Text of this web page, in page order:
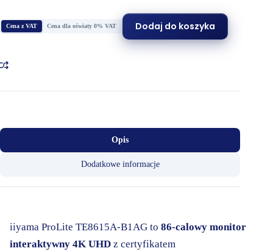
Cena z VAT Cena dla oświaty 0% VAT Dodaj do koszyka
Opis
Dodatkowe informacje
iiyama ProLite TE8615A-B1AG to 86-calowy monitor
interaktywny 4K UHD z certyfikatem